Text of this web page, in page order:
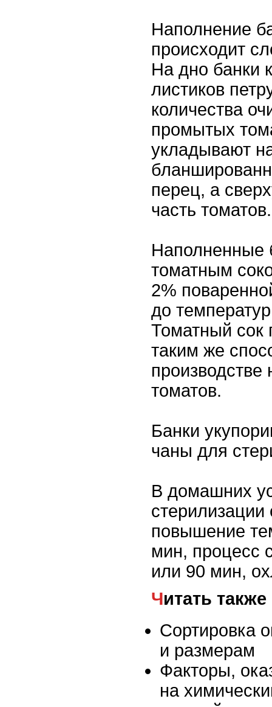
Наполнение
происходит
На дно банки
листиков
количества
промытых
укладывают
перец, а
часть томатов.
Наполненные
томатным
2%
до
Томатный сок
таким же
томатов.
Банки
чаны для
В домашних
повышение
мин, процесс
или 90 мин,
Читать также
Сортировка
и размерам
Факторы,
на